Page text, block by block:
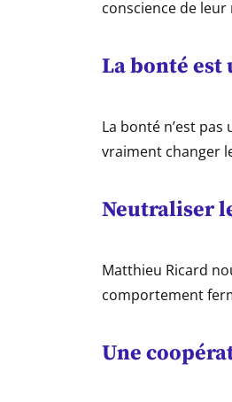
conscience de
La bonté est
La bonté n’est
vraiment changer
Neutraliser
Matthieu Ricard
comportement
Une